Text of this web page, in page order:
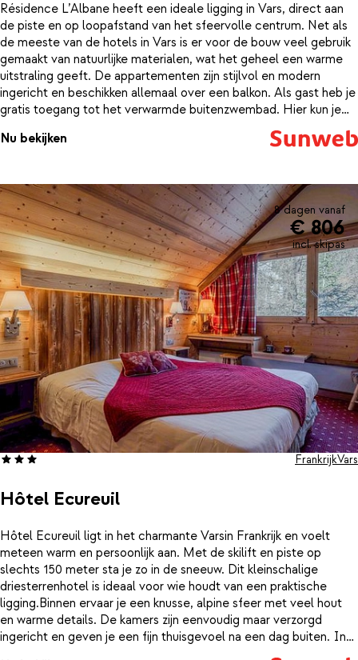
Résidence L’Albane heeft een ideale ligging in Vars, direct aan
de piste en op loopafstand van het sfeervolle centrum. Net als
de meeste van de hotels in Vars is er voor de bouw veel gebruik
gemaakt van natuurlijke materialen, wat het geheel een warme
uitstraling geeft. De appartementen zijn stijlvol en modern
ingericht en beschikken allemaal over een balkon. Als gast heb je
gratis toegang tot het verwarmde buitenzwembad. Hier kun je
heerlijk bijkomen van een drukke dag op de piste. Residence
L’Albane is ook zeer geschikt voor gezinnen met kleine kinderen;
Nu bekijken
8 dagen vanaf
€ 806
incl. skipas
Hôtel Ecureuil
FrankrijkVars
Hôtel Ecureuil ligt in het charmante Varsin Frankrijk en voelt
meteen warm en persoonlijk aan. Met de skilift en piste op
slechts 150 meter sta je zo in de sneeuw. Dit kleinschalige
driesterrenhotel is ideaal voor wie houdt van een praktische
ligging.Binnen ervaar je een knusse, alpine sfeer met veel hout
en warme details. De kamers zijn eenvoudig maar verzorgd
ingericht en geven je een fijn thuisgevoel na een dag buiten. In
het hotel vind je een restaurant waar je ’s avonds aanschuift voor